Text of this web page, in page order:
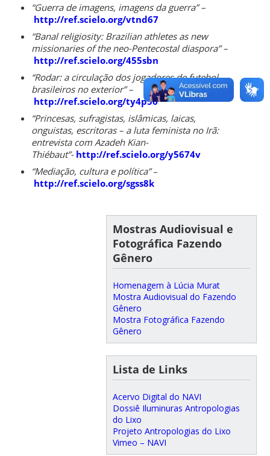
“Guerra de imagens, imagens da guerra” –
http://ref.scielo.org/vtnd67
“Banal religiosity: Brazilian athletes as new
missionaries of the neo-Pentecostal diaspora” –
http://ref.scielo.org/455sbn
“Rodar: a circulação dos jogadores de futebol
brasileiros no exterior” –
http://ref.scielo.org/ty4p56
“Princesas, sufragistas, islâmicas, laicas,
onguistas, escritoras – a luta feminista no Irã:
entrevista com Azadeh Kian-
Thiébaut”- http://ref.scielo.org/y5674v
“Mediação, cultura e política”–
http://ref.scielo.org/sgss8k
Mostras Audiovisual e
Fotográfica Fazendo
Gênero
Homenagem à Lúcia Murat
Mostra Audiovisual do Fazendo
Gênero
Mostra Fotográfica Fazendo
Gênero
Lista de Links
Acervo Digital do NAVI
Dossiê Iluminuras Antropologias
do Lixo
Projeto Antropologias do Lixo
Vimeo – NAVI